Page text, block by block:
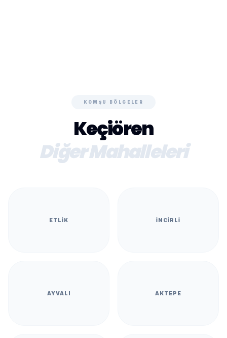
KOMŞU BÖLGELER
Keçiören
Diğer Mahalleleri
ETLIK İNCIRLI
AYVALI AKTEPE